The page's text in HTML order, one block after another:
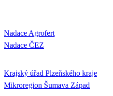
Nadace Agrofert
Nadace ČEZ
Krajský úřad Plzeňského kraje
Mikroregion Šumava Západ